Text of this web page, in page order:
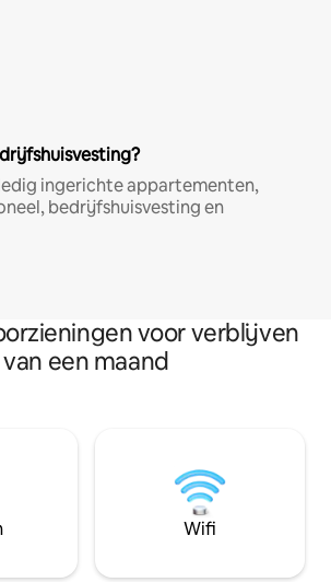
ingerichte appartementen,
bedrijfshuisvesting en
voor verblijven
van een maand
Wifi